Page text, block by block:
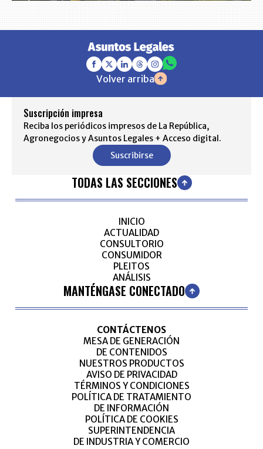
Volver arriba
Suscripción impresa
Reciba los periódicos impresos de La República,
Agronegocios y Asuntos Legales + Acceso digital.
Suscribirse
TODAS LAS SECCIONES
INICIO
ACTUALIDAD
CONSULTORIO
CONSUMIDOR
PLEITOS
ANÁLISIS
MANTÉNGASE CONECTADO
CONTÁCTENOS
MESA DE GENERACIÓN
DE CONTENIDOS
NUESTROS PRODUCTOS
AVISO DE PRIVACIDAD
TÉRMINOS Y CONDICIONES
POLÍTICA DE TRATAMIENTO
DE INFORMACIÓN
POLÍTICA DE COOKIES
SUPERINTENDENCIA
DE INDUSTRIA Y COMERCIO